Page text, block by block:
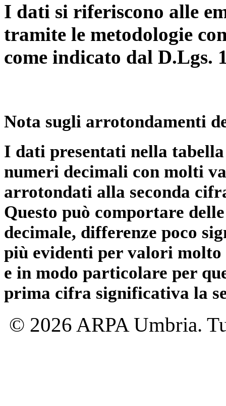
I dati si riferiscono alle
tramite le metodologie
come indicato dal D.Lgs.
Nota sugli arrotondamenti
I dati presentati nella
numeri decimali con molti
arrotondati alla seconda
Questo può comportare
decimale, differenze poco
più evidenti per valori
e in modo particolare per
prima cifra significativa la
© 2026 ARPA Umbria.